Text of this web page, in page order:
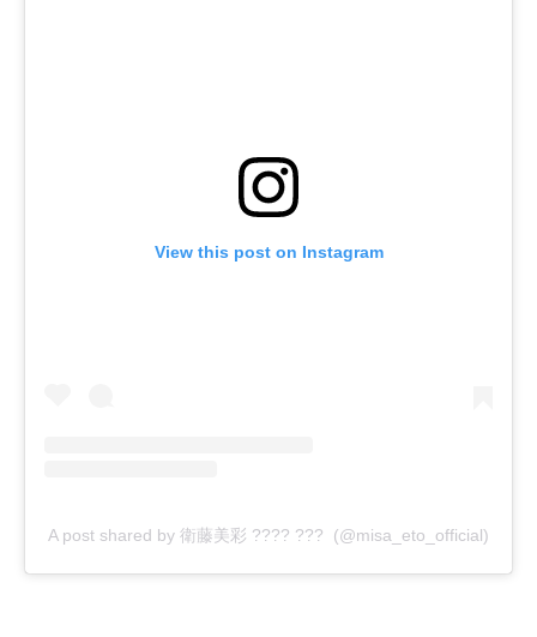
View this post on Instagram
A post shared by 衛藤美彩 ???? ??? (@misa_eto_official)